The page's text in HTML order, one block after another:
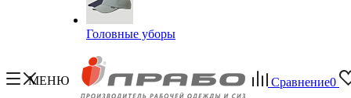
Головные уборы
МЕНЮ Сравнение0